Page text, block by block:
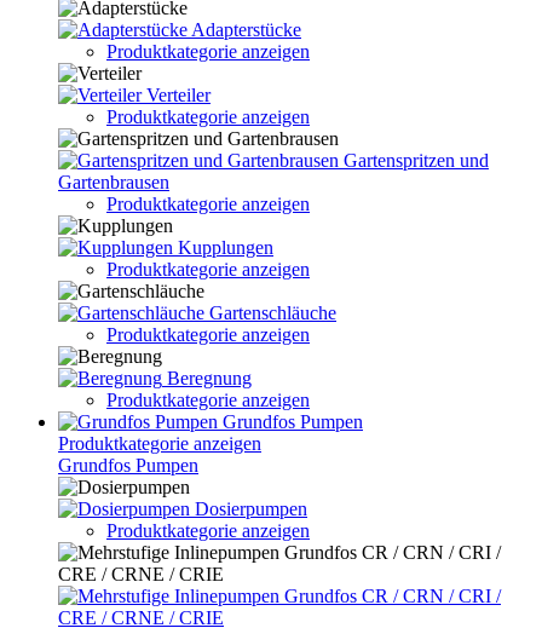
Adapterstücke
Produktkategorie anzeigen
Verteiler
Produktkategorie anzeigen
Gartenspritzen und
Gartenbrausen
Produktkategorie anzeigen
Kupplungen
Produktkategorie anzeigen
Gartenschläuche
Produktkategorie anzeigen
Beregnung
Produktkategorie anzeigen
Grundfos Pumpen
Produktkategorie anzeigen
Grundfos Pumpen
Dosierpumpen
Produktkategorie anzeigen